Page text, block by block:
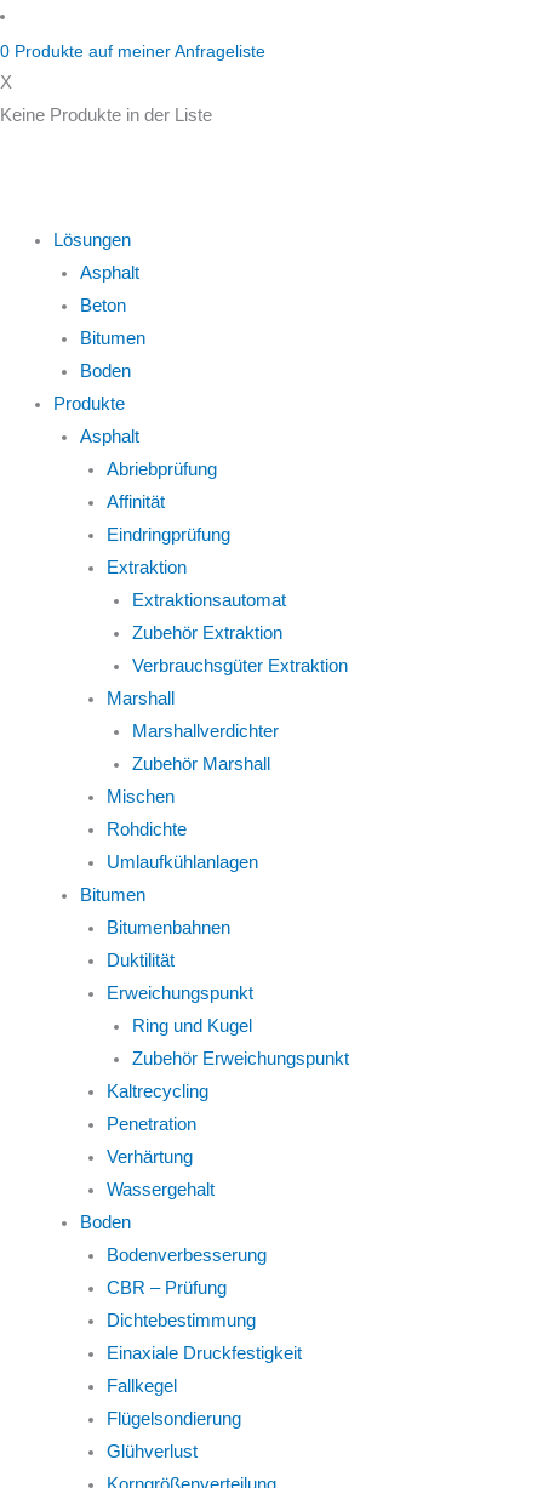
Zum
Inhalt
springen
0 Produkte auf meiner Anfrageliste
X
Keine Produkte in der Liste
Lösungen
Asphalt
Beton
Bitumen
Boden
Produkte
Asphalt
Abriebprüfung
Affinität
Eindringprüfung
Extraktion
Extraktionsautomat
Zubehör Extraktion
Verbrauchsgüter Extraktion
Marshall
Marshallverdichter
Zubehör Marshall
Mischen
Rohdichte
Umlaufkühlanlagen
Bitumen
Bitumenbahnen
Duktilität
Erweichungspunkt
Ring und Kugel
Zubehör Erweichungspunkt
Kaltrecycling
Penetration
Verhärtung
Wassergehalt
Boden
Bodenverbesserung
CBR – Prüfung
Dichtebestimmung
Einaxiale Druckfestigkeit
Fallkegel
Flügelsondierung
Glühverlust